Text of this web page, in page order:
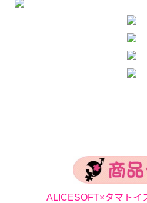
ALICESOFT×タマトイ